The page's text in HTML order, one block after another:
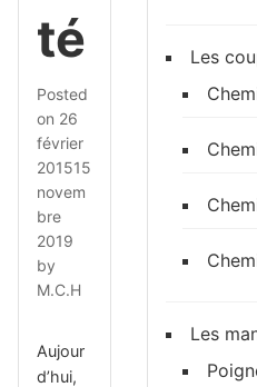
té
Posted
on 26
février
201515
novem
bre
2019
by
M.C.H
Aujour
d’hui,
Les
Les